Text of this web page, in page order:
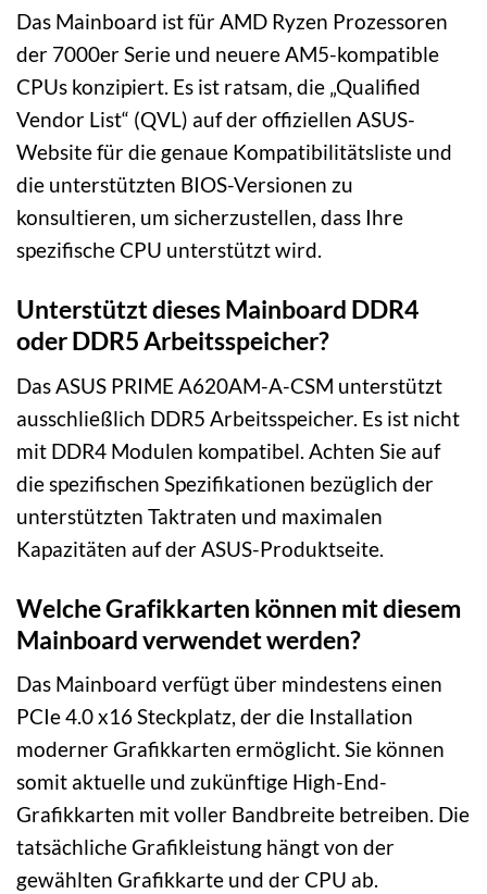
Das Mainboard ist für AMD Ryzen Prozessoren
der 7000er Serie und neuere AM5-kompatible
CPUs konzipiert. Es ist ratsam, die „Qualified
Vendor List“ (QVL) auf der offiziellen ASUS-
Website für die genaue Kompatibilitätsliste und
die unterstützten BIOS-Versionen zu
konsultieren, um sicherzustellen, dass Ihre
spezifische CPU unterstützt wird.
Unterstützt dieses Mainboard DDR4
oder DDR5 Arbeitsspeicher?
Das ASUS PRIME A620AM-A-CSM unterstützt
ausschließlich DDR5 Arbeitsspeicher. Es ist nicht
mit DDR4 Modulen kompatibel. Achten Sie auf
die spezifischen Spezifikationen bezüglich der
unterstützten Taktraten und maximalen
Kapazitäten auf der ASUS-Produktseite.
Welche Grafikkarten können mit diesem
Mainboard verwendet werden?
Das Mainboard verfügt über mindestens einen
PCIe 4.0 x16 Steckplatz, der die Installation
moderner Grafikkarten ermöglicht. Sie können
somit aktuelle und zukünftige High-End-
Grafikkarten mit voller Bandbreite betreiben. Die
tatsächliche Grafikleistung hängt von der
gewählten Grafikkarte und der CPU ab.